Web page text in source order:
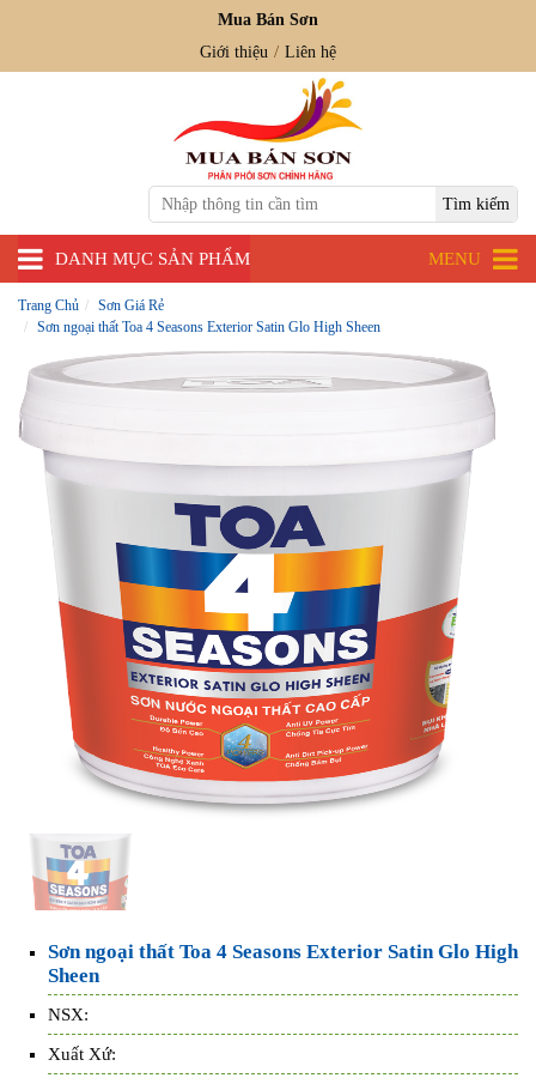
Mua Bán Sơn
Giới thiệu
Liên hệ
DANH MỤC SẢN PHẨM MENU
Trang Chủ
Sơn Giá Rẻ
Sơn ngoại thất Toa 4 Seasons Exterior Satin Glo High Sheen
Sơn ngoại thất Toa 4 Seasons Exterior Satin Glo High
Sheen
NSX:
Xuất Xứ: